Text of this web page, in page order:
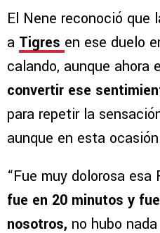
El Nene reconoció que
a Tigres en ese duelo
calando, aunque
convertir ese
para repetir la
aunque en esta
“Fue muy dolorosa esa
fue en 20 minutos y
nosotros, no hubo